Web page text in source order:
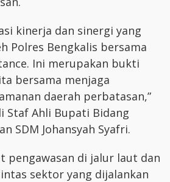
kinerja dan sinergi yang
Polres Bengkalis bersama
Ini merupakan bukti
bersama menjaga
daerah perbatasan,”
Staf Ahli Bupati Bidang
SDM Johansyah Syafri.
pengawasan di jalur laut dan
sektor yang dijalankan